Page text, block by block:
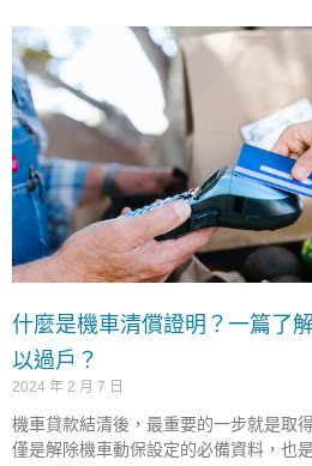
什麼是機車清償證明？一篇了
以過戶？
2024 年 2 月 7 日
機車貸款結清後，最重要的一步就是取
僅是解除機車動保設定的必備資料，也